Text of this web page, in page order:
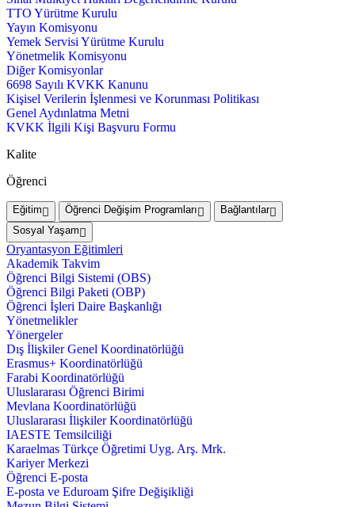
TTO Yürütme Kurulu
Yayın Komisyonu
Yemek Servisi Yürütme Kurulu
Yönetmelik Komisyonu
Diğer Komisyonlar
6698 Sayılı KVKK Kanunu
Kişisel Verilerin İşlenmesi ve Korunması Politikası
Genel Aydınlatma Metni
KVKK İlgili Kişi Başvuru Formu
Kalite
Öğrenci
Eğitim Öğrenci Değişim Programları
Bağlantılar
Sosyal Yaşam
Oryantasyon Eğitimleri
Akademik Takvim
Öğrenci Bilgi Sistemi (OBS)
Öğrenci Bilgi Paketi (OBP)
Öğrenci İşleri Daire Başkanlığı
Yönetmelikler
Yönergeler
Dış İlişkiler Genel Koordinatörlüğü
Erasmus+ Koordinatörlüğü
Farabi Koordinatörlüğü
Uluslararası Öğrenci Birimi
Mevlana Koordinatörlüğü
Uluslararası İlişkiler Koordinatörlüğü
IAESTE Temsilciliği
Karaelmas Türkçe Öğretimi Uyg. Arş. Mrk.
Kariyer Merkezi
Öğrenci E-posta
E-posta ve Eduroam Şifre Değişikliği